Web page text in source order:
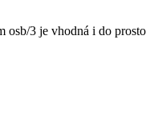
3 je vhodná i do